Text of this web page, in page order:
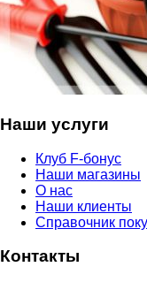
Наши услуги
Клуб F-бонус
Наши магазины
О нас
Наши клиенты
Справочник
Контакты